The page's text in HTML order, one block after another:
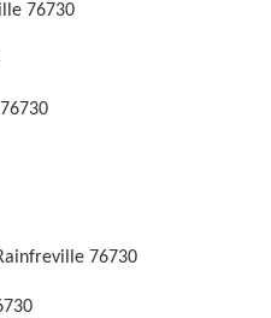
76730
76730